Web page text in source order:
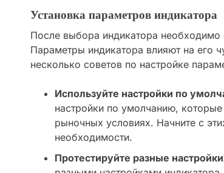
Установка параметров индикатора
После выбора индикатора необходимо
Параметры индикатора влияют на его
несколько советов по настройке
Используйте настройки по
настройки по умолчанию,
рыночных условиях. Начните с
необходимости.
Протестируйте разные